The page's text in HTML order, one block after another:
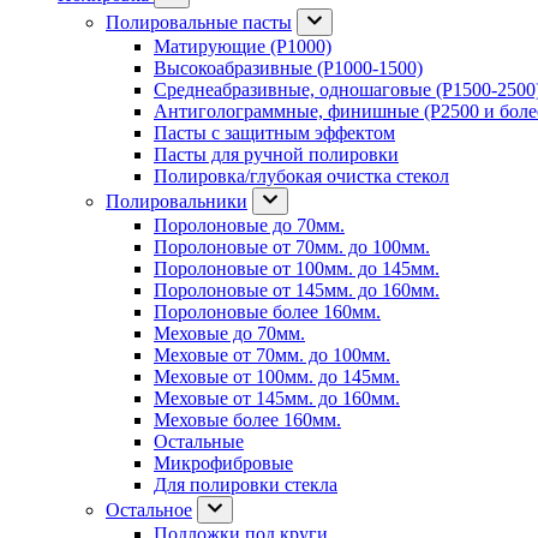
Полировальные пасты
Матирующие (P1000)
Высокоабразивные (P1000-1500)
Среднеабразивные, одношаговые (P1500-
Антиголограммные, финишные (P2500 и
Пасты с защитным эффектом
Пасты для ручной полировки
Полировка/глубокая очистка стекол
Полировальники
Поролоновые до 70мм.
Поролоновые от 70мм. до 100мм.
Поролоновые от 100мм. до 145мм.
Поролоновые от 145мм. до 160мм.
Поролоновые более 160мм.
Меховые до 70мм.
Меховые от 70мм. до 100мм.
Меховые от 100мм. до 145мм.
Меховые от 145мм. до 160мм.
Меховые более 160мм.
Остальные
Микрофибровые
Для полировки стекла
Остальное